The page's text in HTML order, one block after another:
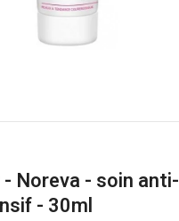
Noreva - soin anti-
- 30ml